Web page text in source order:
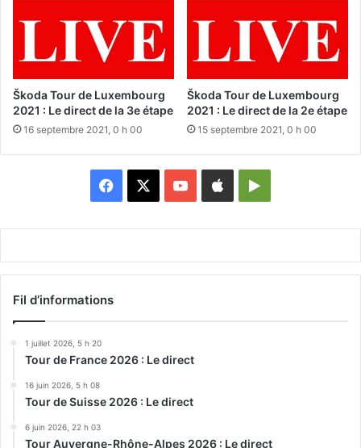
Škoda Tour de Luxembourg
2021 : Le direct de la 3e étape
16 septembre 2021, 0 h 00
Škoda Tour de Luxembourg
2021 : Le direct de la 2e étape
15 septembre 2021, 0 h 00
Facebook YouTubeAppleGoogle
Fil d’informations
1 juillet 2026, 5 h 20
Tour de France 2026 : Le direct
16 juin 2026, 5 h 08
Tour de Suisse 2026 : Le direct
6 juin 2026, 22 h 03
Tour Auvergne-Rhône-Alpes 2026 : Le direct